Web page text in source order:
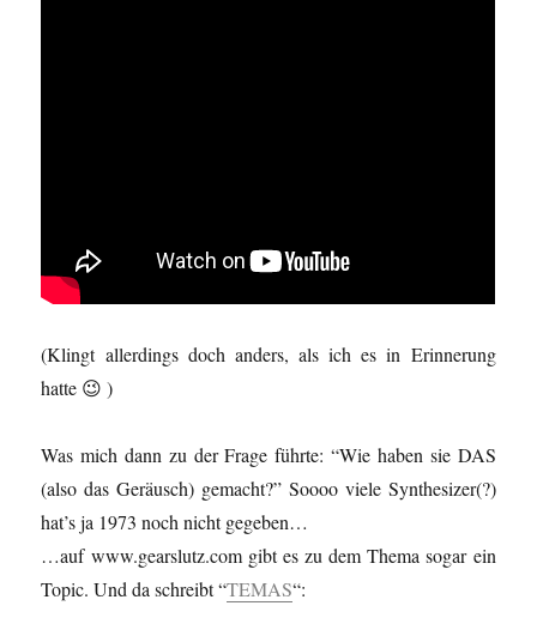
(Klingt allerdings doch anders, als ich es in Erinnerung
hatte 😉 )
Was mich dann zu der Frage führte: “Wie haben sie DAS
(also das Geräusch) gemacht?” Soooo viele Synthesizer(?)
hat’s ja 1973 noch nicht gegeben…
…auf www.gearslutz.com gibt es zu dem Thema sogar ein
Topic. Und da schreibt “TEMAS“: